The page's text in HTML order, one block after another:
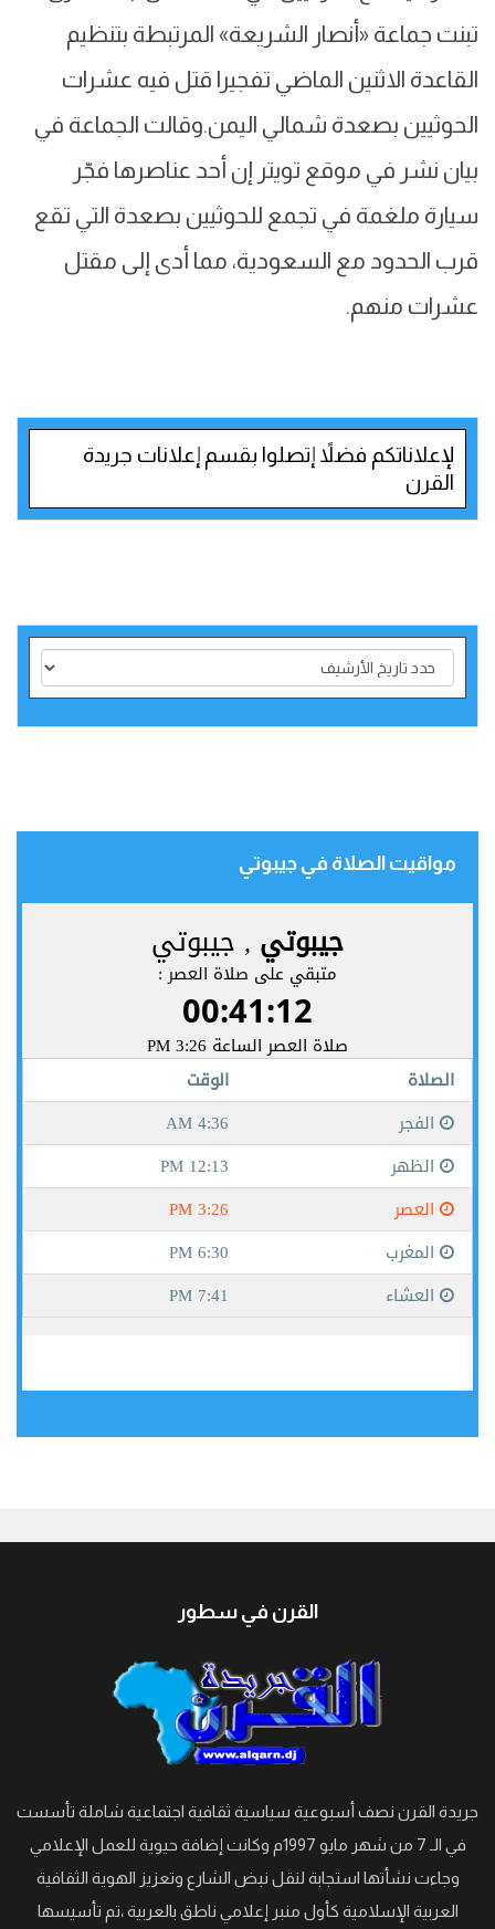
تبنت جماعة «أنصار الشريعة» المرتبطة بتنظيم
القاعدة الاثنين الماضي تفجيرا قتل فيه عشرات
الحوثيين بصعدة شمالي اليمن.وقالت الجماعة في
بيان نشر في موقع تويتر إن أحد عناصرها فجّر
سيارة ملغمة في تجمع للحوثيين بصعدة التي تقع
قرب الحدود مع السعودية، مما أدى إلى مقتل
عشرات منهم.
لإعلاناتكم فضلاً إتصلوا بقسم إعلانات جريدة
القرن
مواقيت الصلاة في جيبوتي‎
القرن في سطور
جريدة القرن نصف أسبوعية سياسية ثقافية اجتماعية شاملة تأسست
في الـ 7 من شهر مايو 1997م وكانت إضافة حيوية للعمل الإعلامي
وجاءت نشأتها استجابة لنقل نبض الشارع وتعزيز الهوية الثقافية
العربية الإسلامية كأول منبر إعلامي ناطق بالعربية ،تم تأسيسها